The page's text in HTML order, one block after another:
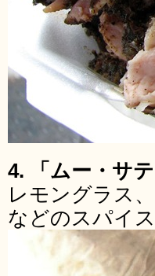
4. 「ムー・サ
レモングラス
などのスパイ